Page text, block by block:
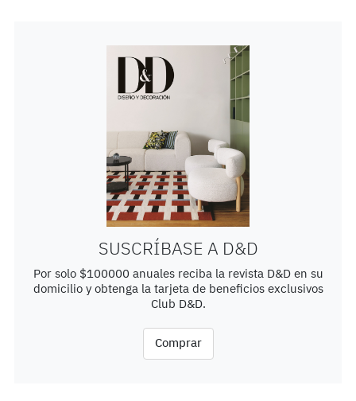
SUSCRÍBASE A D&D
Por solo $100000 anuales reciba la revista D&D en su
domicilio y obtenga la tarjeta de beneficios exclusivos
Club D&D.
Comprar